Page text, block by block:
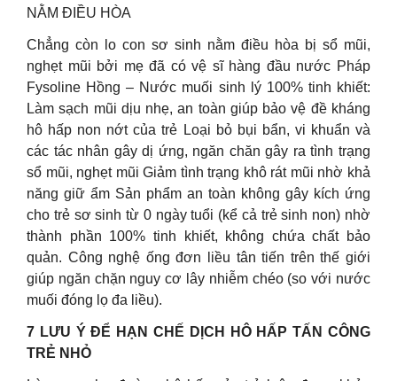
NẰM ĐIỀU HÒA
Chẳng còn lo con sơ sinh nằm điều hòa bị sổ mũi,
nghẹt mũi bởi mẹ đã có vệ sĩ hàng đầu nước Pháp
Fysoline Hồng – Nước muối sinh lý 100% tinh khiết:
Làm sạch mũi dịu nhẹ, an toàn giúp bảo vệ đề kháng
hô hấp non nớt của trẻ Loại bỏ bụi bẩn, vi khuẩn và
các tác nhân gây dị ứng, ngăn chăn gây ra tình trạng
sổ mũi, nghẹt mũi Giảm tình trạng khô rát mũi nhờ khả
năng giữ ẩm Sản phẩm an toàn không gây kích ứng
cho trẻ sơ sinh từ 0 ngày tuổi (kể cả trẻ sinh non) nhờ
thành phần 100% tinh khiết, không chứa chất bảo
quản. Công nghệ ống đơn liều tân tiến trên thế giới
giúp ngăn chặn nguy cơ lây nhiễm chéo (so với nước
muối đóng lọ đa liều).
️7 LƯU Ý ĐỂ HẠN CHẾ DỊCH HÔ HẤP TẤN CÔNG
TRẺ NHỎ